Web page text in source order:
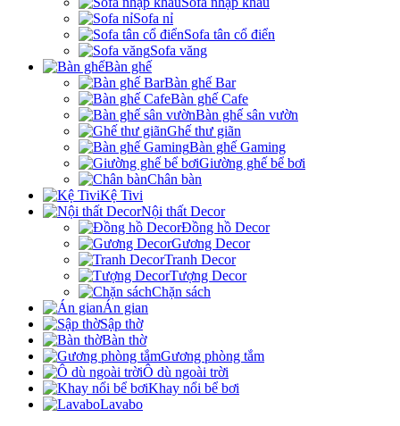
Sofa nỉ
Sofa tân cổ điển
Sofa văng
Bàn ghế
Bàn ghế Bar
Bàn ghế Cafe
Bàn ghế sân vườn
Ghế thư giãn
Bàn ghế Gaming
Giường ghế bể bơi
Chân bàn
Kệ Tivi
Nội thất Decor
Đồng hồ Decor
Gương Decor
Tranh Decor
Tượng Decor
Chặn sách
Án gian
Sập thờ
Bàn thờ
Gương phòng tắm
Ô dù ngoài trời
Khay nổi bể bơi
Lavabo